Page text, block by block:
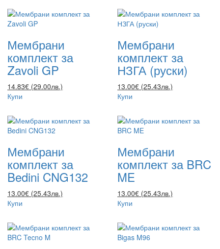
Мембрани
комплект за
Zavoli GP
14.83€ (29.00лв.)
Купи
Мембрани
комплект за
НЗГА (руски)
13.00€ (25.43лв.)
Купи
Мембрани
комплект за
Bedini CNG132
13.00€ (25.43лв.)
Купи
Мембрани
комплект за BRC
ME
13.00€ (25.43лв.)
Купи